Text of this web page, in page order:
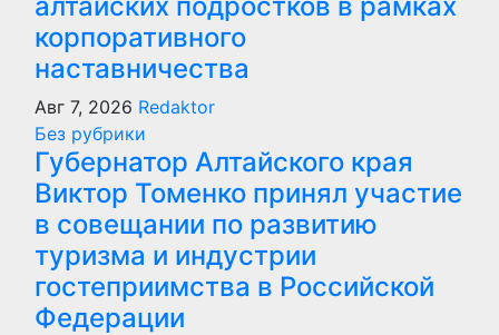
корпоративного
наставничества
Авг 7, 2026 Redaktor
Без рубрики
Губернатор Алтайского края
Виктор Томенко принял участие
в совещании по развитию
туризма и индустрии
гостеприимства в Российской
Федерации